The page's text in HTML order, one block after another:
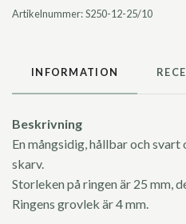
Artikelnummer:S250-12-25/10
INFORMATION
Beskrivning
En mångsidig, hållbar och
skarv.
Storleken på ringen är 25 mm,
Ringens grovlek är 4 mm.